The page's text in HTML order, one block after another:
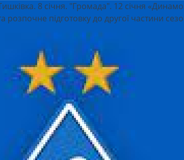
8 січня. "Громада". 12 січня
розпочне підготовку до другої частини